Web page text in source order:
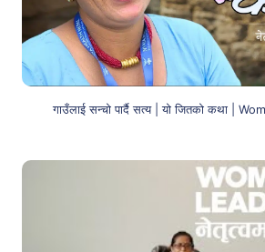
गाउँलाई सन्चो पार्दै सत्य | यो जितको कथा |